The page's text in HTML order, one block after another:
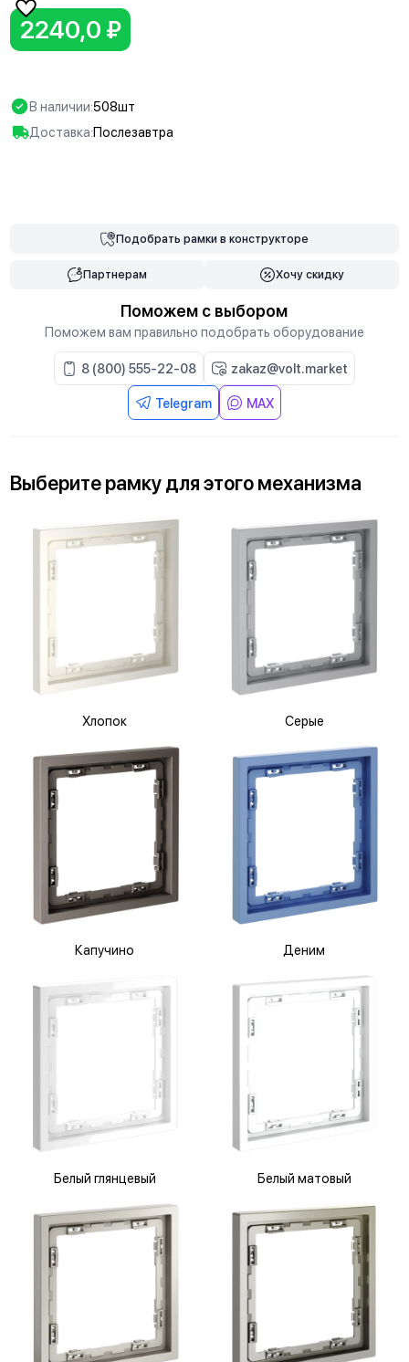
2240,0 ₽
В наличии:508шт
Доставка:Послезавтра
Подобрать рамкив конструкторе
Партнерам Хочу скидку
Поможем с выбором
Поможем вам правильно подобрать оборудование
8 (800) 555-22-08 zakaz@volt.market
Telegram MAX
Выберитерамку дляэтого механизма
Хлопок Серые
Капучино Деним
Белый глянцевый Белый матовый